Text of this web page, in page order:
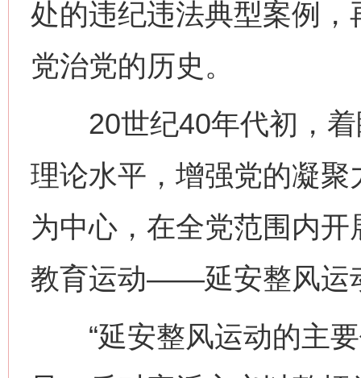
处的违纪违法典型案例
党治党的历史。
20世纪40年代初，着
理论水平，增强党的凝
为中心，在全党范围内
教育运动——延安整风运
“延安整风运动的主要